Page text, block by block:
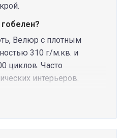
Велюр с плотным
310 г/м.кв. и
циклов. Часто
интерьеров.